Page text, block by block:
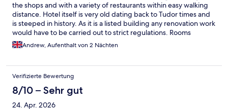
the shops and with a variety of restaurants within easy walking
distance. Hotel itself is very old dating back to Tudor times and
is steeped in history. As it is a listed building any renovation work
would have to be carried out to strict regulations. Rooms
themselves are pretty basic but clean and comfortable. There
are very steep stairs at the hotel and no lift so people with
good stay really.
Andrew, Aufenthalt von 2 Nächten
Verifizierte Bewertung
8/10 – Sehr gut
24. Apr. 2026